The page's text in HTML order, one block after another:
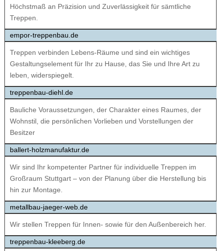
Höchstmaß an Präzision und Zuverlässigkeit für sämtliche
Treppen.
empor-treppenbau.de
Treppen verbinden Lebens-Räume und sind ein wichtiges
Gestaltungselement für Ihr zu Hause, das Sie und Ihre Art zu
leben, widerspiegelt.
treppenbau-diehl.de
Bauliche Voraussetzungen, der Charakter eines Raumes, der
Wohnstil, die persönlichen Vorlieben und Vorstellungen der
Besitzer
ballert-holzmanufaktur.de
Wir sind Ihr kompetenter Partner für individuelle Treppen im
Großraum Stuttgart – von der Planung über die Herstellung bis
hin zur Montage.
metallbau-jaeger-web.de
Wir stellen Treppen für Innen- sowie für den Außenbereich her.
treppenbau-kleeberg.de